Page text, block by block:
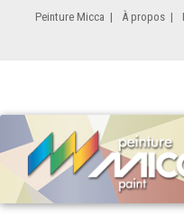
Peinture Micca | À propos |